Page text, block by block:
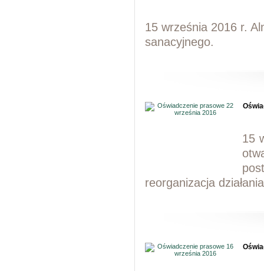
15 września 2016 r.
sanacyjnego.
15
reorganizacja